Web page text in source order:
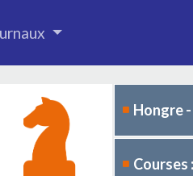
Hongre
Courses